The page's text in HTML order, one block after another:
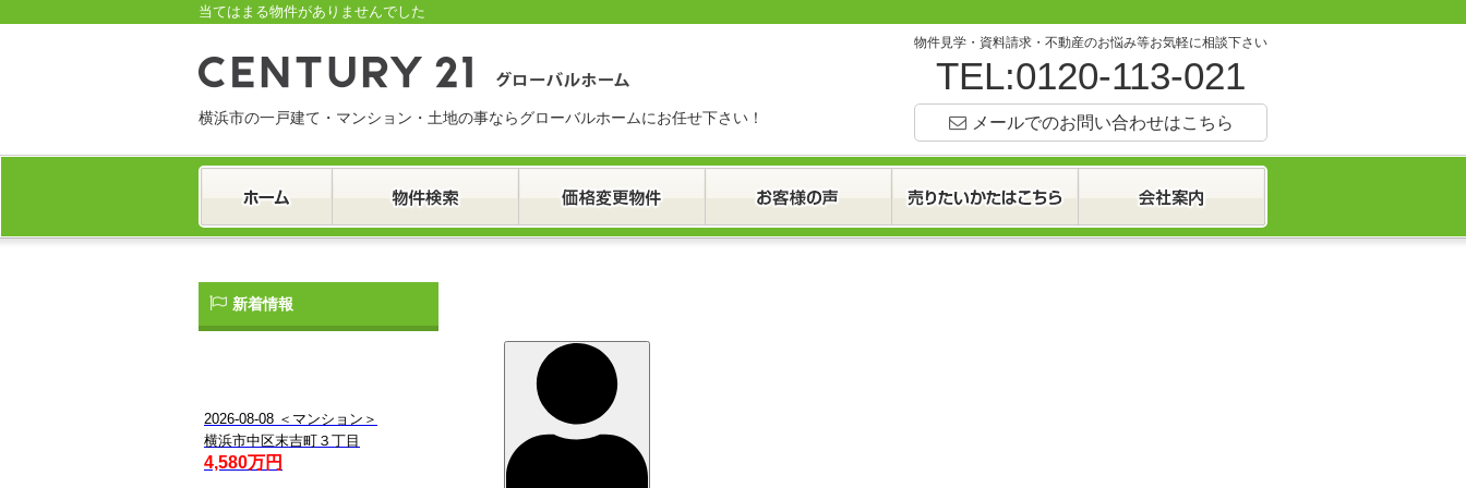
当てはまる物件がありませんでした
横浜市の一戸建て・マンション・土地の事ならグローバルホームにお任せ下さい！
物件見学・資料請求・不動産のお悩み等お気軽に相談下さい
TEL:0120-113-021
メールでのお問い合わせはこちら
一戸建て
マンション
土地
新着情報